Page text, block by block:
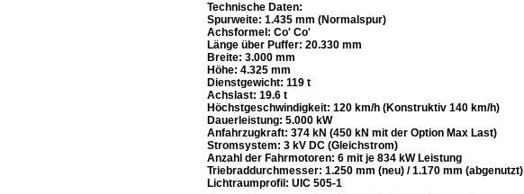
Technische Daten:
Spurweite: 1.435 mm (Normalspur)
Achsformel: Co' Co'
Länge über Puffer: 20.330 mm
Breite: 3.000 mm
Höhe: 4.325 mm
Dienstgewicht: 119 t
Achslast: 19.6 t
Höchstgeschwindigkeit: 120 km/h (Konstruktiv 140 km/h)
Dauerleistung: 5.000 kW
Anfahrzugkraft: 374 kN (450 kN mit der Option Max Last)
Stromsystem: 3 kV DC (Gleichstrom)
Anzahl der Fahrmotoren: 6 mit je 834 kW Leistung
Triebraddurchmesser: 1.250 mm (neu) / 1.170 mm (abgenutzt)
Lichtraumprofil: UIC 505-1